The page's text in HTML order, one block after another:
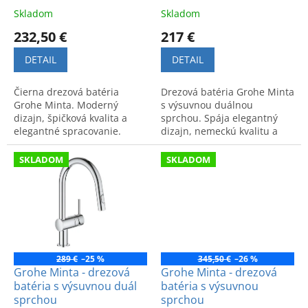
oSkladom
232,50 €
DETAIL
Čierna drezová batéria
Grohe Minta. Moderný
dizajn, špičková kvalita a
elegantné spracovanie.
Ideálny doplnok do každej
súčasnej kuchyne.
Skladom
217 €
DETAIL
Drezová batéria Grohe Minta
s výsuvnou duálnou
sprchou. Spája elegantný
dizajn, nemeckú kvalitu a
vysokú funkčnosť. Ideálna
pre moderné domácnosti.
SKLADOM
289 € –25 %
Grohe Minta - drezová
batéria s výsuvnou duál
sprchou
SKLADOM
345,50 € –26 %
Grohe Minta - drezová
batéria s výsuvnou
sprchou